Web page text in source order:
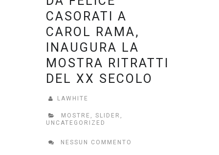
CASORATI A
CAROL RAMA,
INAUGURA LA
MOSTRA RITRATTI
DEL XX SECOLO
LAWHITE
MOSTRE , SLIDER ,
UNCATEGORIZED
NESSUN COMMENTO